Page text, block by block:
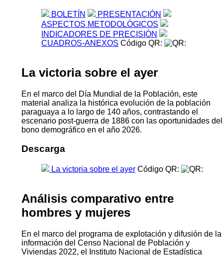
BOLETÍN
PRESENTACIÓN
ASPECTOS METODOLÓGICOS
INDICADORES DE PRECISIÓN
CUADROS-ANEXOS Código QR:
La victoria sobre el ayer
En el marco del Día Mundial de la Población, este
material analiza la histórica evolución de la población
paraguaya a lo largo de 140 años, contrastando el
escenario post-guerra de 1886 con las oportunidades del
bono demográfico en el año 2026.
Descarga
La victoria sobre el ayer Código QR:
Análisis comparativo entre
hombres y mujeres
En el marco del programa de explotación y difusión de la
información del Censo Nacional de Población y
Viviendas 2022, el Instituto Nacional de Estadística